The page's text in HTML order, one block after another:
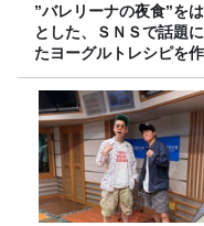
”バレリーナの夜食”を
とした、ＳＮＳで話題
たヨーグルトレシピを
みた！